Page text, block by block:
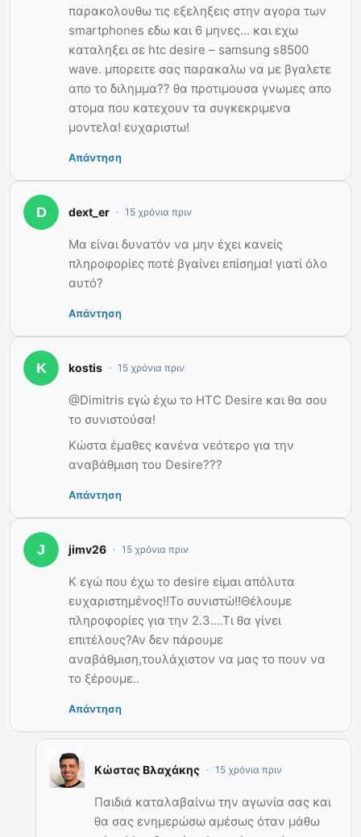
παρακολουθω τις εξεληξεις στην αγορα των
smartphones εδω και 6 μηνες… και εχω
καταληξει σε htc desire – samsung s8500
wave. μπορειτε σας παρακαλω να με βγαλετε
απο το διλημμα?? θα προτιμουσα γνωμες απο
ατομα που κατεχουν τα συγκεκριμενα
μοντελα! ευχαριστω!
Απάντηση
dext_er 15 χρόνια πριν
Μα είναι δυνατόν να μην έχει κανείς
πληροφορίες ποτέ βγαίνει επίσημα! γιατί όλο
αυτό?
Απάντηση
kostis 15 χρόνια πριν
@Dimitris εγώ έχω το HTC Desire και θα σου
το συνιστούσα!
Κώστα έμαθες κανένα νεότερο για την
αναβάθμιση του Desire???
Απάντηση
jimv26 15 χρόνια πριν
Κ εγώ που έχω το desire είμαι απόλυτα
ευχαριστημένος!!Το συνιστώ!!Θέλουμε
πληροφορίες για την 2.3….Τι θα γίνει
επιτέλους?Αν δεν πάρουμε
αναβάθμιση,τουλάχιστον να μας το πουν να
το ξέρουμε..
Απάντηση
Κώστας Βλαχάκης 15 χρόνια πριν
Παιδιά καταλαβαίνω την αγωνία σας και
θα σας ενημερώσω αμέσως όταν μάθω